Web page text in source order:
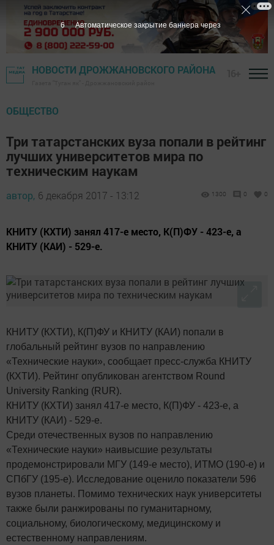
НОВОСТИ ДРОЖЖАНОВСКОГО РАЙОНА
ОБЩЕСТВО
Три татарстанских вуза попали в рейтинг
лучших университетов мира по
техническим наукам
автор, 6 декабря 2017 - 13:12 1300 0 0
КНИТУ (КХТИ) занял 417-е место, К(П)ФУ - 423-е, а
КНИТУ (КАИ) - 529-е.
КНИТУ (КХТИ), К(П)ФУ и КНИТУ (КАИ) попали в
глобальный рейтинг вузов по направлению
«Технические науки», сообщает пресс-служба КНИТУ
(КХТИ). Рейтинг опубликован агентством Round
University Ranking (RUR).
КНИТУ (КХТИ) занял 417-е место, К(П)ФУ - 423-е, а
КНИТУ (КАИ) - 529-е.
Среди отечественных вузов по направлению
«Технические науки» наивысшие результаты
продемонстрировали МГУ (149-е место), ИТМО (190-е) и
СПбГУ (195-е). Исследование оценило показатели 596
вузов планеты. Помимо технических наук университеты
также были ранжированы по гуманитарному,
социальному, биологическому, медицинскому и
естественному направлениям.
5 Автоматическое закрытие баннера через